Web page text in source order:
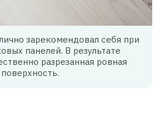
зарекомендовал себя при
панелей. В результате
разрезанная ровная
поверхность.